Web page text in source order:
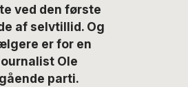
ved den første
af selvtillid. Og
er for en
Ole
parti.